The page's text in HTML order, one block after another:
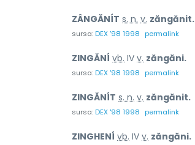
ZÂNGĂNÍT s. n. v. zăngănit.
sursa:DEX '98 1998 permalink
ZINGĂNÍ vb. IV v. zăngăni.
sursa:DEX '98 1998 permalink
ZINGĂNÍT s. n. v. zăngănit.
sursa:DEX '98 1998 permalink
ZINGHENÍ vb. IV v. zăngăni.